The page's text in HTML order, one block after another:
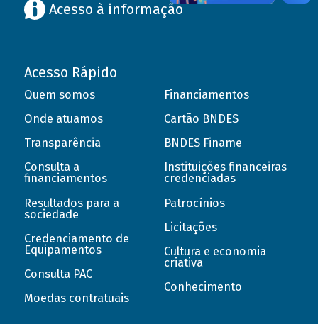
Acesso à informação
Acesso Rápido
Quem somos
Onde atuamos
Transparência
Consulta a
financiamentos
Resultados para a
sociedade
Credenciamento de
Equipamentos
Consulta PAC
Moedas contratuais
Financiamentos
Cartão BNDES
BNDES Finame
Instituições financeiras
credenciadas
Patrocínios
Licitações
Cultura e economia
criativa
Conhecimento